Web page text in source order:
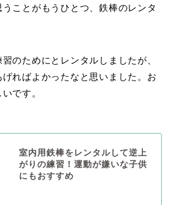
ことがもうひとつ、鉄棒のレンタ
のためにとレンタルしましたが、
ればよかったなと思いました。お
です。
室内用鉄棒をレンタルして逆上
がりの練習！運動が嫌いな子供
にもおすすめ